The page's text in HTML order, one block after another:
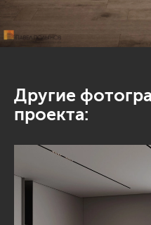
Другие
проекта: